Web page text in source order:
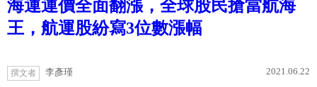
海運運價全面翻漲，全球股民搶當航海
王，航運股紛寫3位數漲幅
撰文者 李彥瑾 2021.06.22